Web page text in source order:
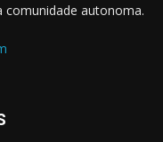
comunidade autonoma.